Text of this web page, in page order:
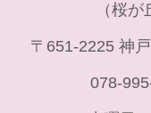
（桜
〒651-2225 神
078-